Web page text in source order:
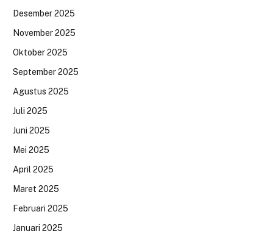
Desember 2025
November 2025
Oktober 2025
September 2025
Agustus 2025
Juli 2025
Juni 2025
Mei 2025
April 2025
Maret 2025
Februari 2025
Januari 2025